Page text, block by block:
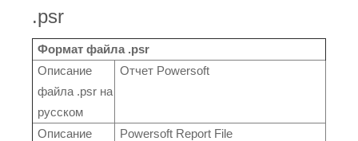
.psr
Формат файла .psr
Описание
файла .psr на
русском
Отчет Powersoft
Описание
Powersoft Report File